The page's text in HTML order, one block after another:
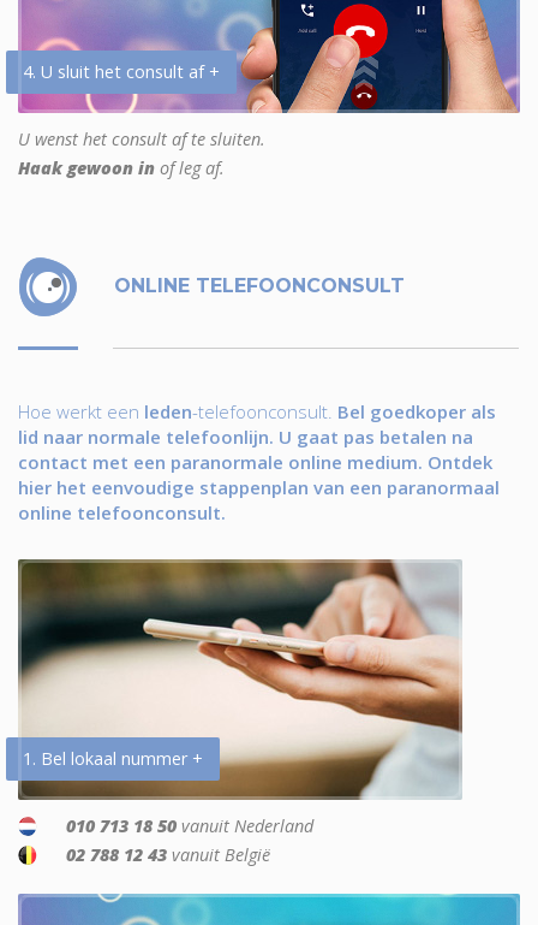
4. U sluit het consult af +
U wenst het consult af te sluiten.
Haak gewoon in of leg af.
ONLINE TELEFOONCONSULT
Hoe werkt een leden-telefoonconsult. Bel goedkoper als
lid naar normale telefoonlijn. U gaat pas betalen na
contact met een paranormale online medium. Ontdek
hier het eenvoudige stappenplan van een paranormaal
online telefoonconsult.
1. Bel lokaal nummer +
010 713 18 50 vanuit Nederland
02 788 12 43 vanuit België